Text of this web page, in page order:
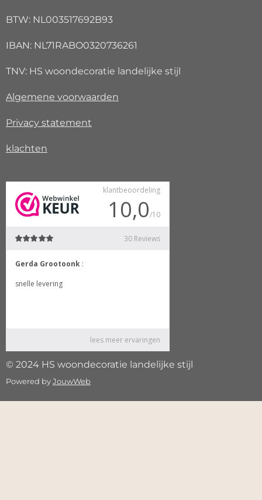
BTW: NL003517692B93
IBAN: NL71RABO0320736261
TNV: HS woondecoratie landelijke stijl
Algemene voorwaarden
Privacy statement
klachten
© 2024 HS woondecoratie landelijke stijl
Powered byJouwWeb